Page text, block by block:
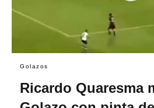
Golazos
Ricardo Quaresma